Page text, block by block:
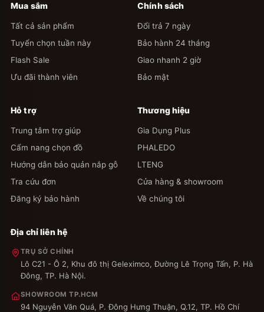
Mua sắm
Tất cả sản phẩm
Tuyển chọn tuần này
Flash Sale
Ưu đãi thành viên
Chính sách
Đổi trả 7 ngày
Bảo hành 24 tháng
Giao nhanh 2 giờ
Bảo mật
Hỗ trợ
Trung tâm trợ giúp
Cẩm nang chọn đồ
Hướng dẫn bảo quản nắp gỗ
Tra cứu đơn
Đăng ký bảo hành
Thương hiệu
Gia Dụng Plus
PHALEDO
LTENG
Cửa hàng & showroom
Về chúng tôi
Địa chỉ liên hệ
TRỤ SỞ CHÍNH
Lô C21 - Ô 2, Khu đô thị Geleximco, Đường Lê Trọng Tấn, P. Hà
Đông, TP. Hà Nội.
SHOWROOM TP.HCM
94 Nguyễn Văn Quá, P. Đông Hưng Thuận, Q.12, TP. Hồ Chí